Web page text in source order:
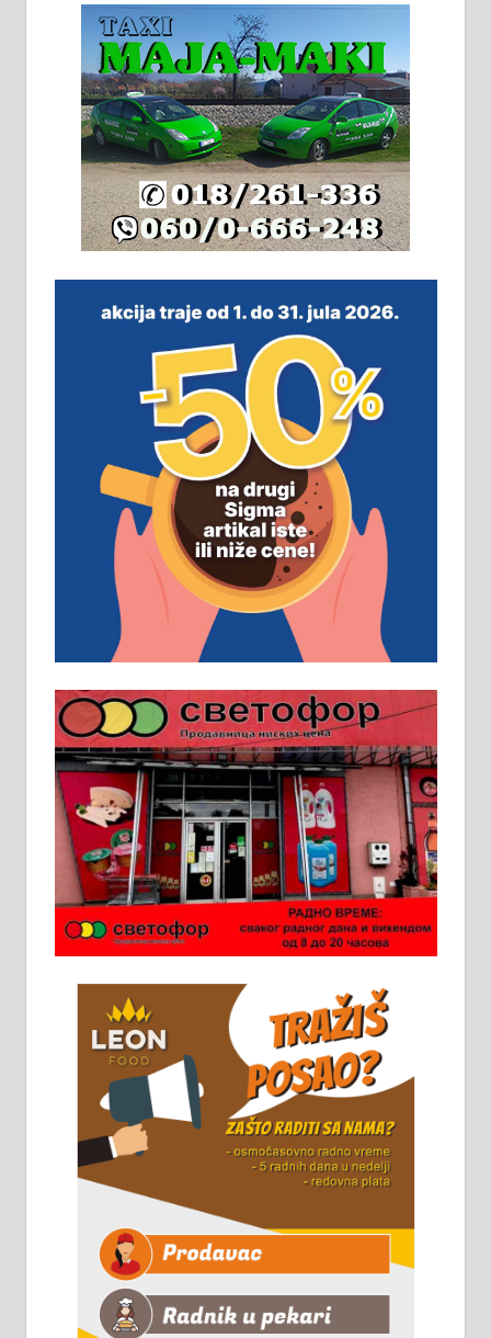
стамбене целине једна уз другу.
2х150м2, две гараже, централно
грејање на гас и дрва. Две
адресе. 063/71-74-023
Издајем комплетно опремљену
халу на Житковачком путу, на
плацу површине око 7 ари.
064/321-80-51; 063/102-35-25
м2 са плацем од 8 ари у Зеленом
виру у Алексинцу. Могућа
замена. 064/21-63-584
ПОСЛОВНИ ОГЛАСИ
Рудник и флотација Рудник
д.о.о. Рудник запошљава 20
помоћника рудара. Услови:
Основна школа, пожељно радно
искуство на истим и сличним
пословима, али не и неопходан
услов. Обезбеђен смештај,
превоз, исхрана. 032/57-41-122 –
локал 22
Пружам услуге завршних радова
у грађевини, хидроизолације и
молерских радова. 061/25-28-058
Ало таксију потребан возач са Б
категоријом. 064/02-85-511
Потребна два радника за рад на
стоваришту „Липа промет” у
информација доћи лично на
стовариште у улици Максима
Горког 26 сваког радног дана од
8 до 15 часова. 063/465-045
Чистим све врсте димњака.
061/32-13-445